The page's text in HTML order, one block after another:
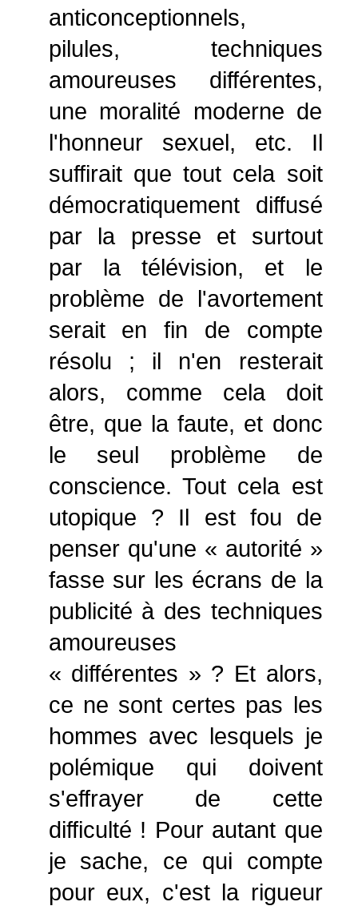
anticonceptionnels,
pilules, techniques
amoureuses différentes,
une moralité moderne de
l'honneur sexuel, etc. Il
suffirait que tout cela soit
démocratiquement diffusé
par la presse et surtout
par la télévision, et le
problème de l'avortement
serait en fin de compte
résolu ; il n'en resterait
alors, comme cela doit
être, que la faute, et donc
le seul problème de
conscience. Tout cela est
utopique ? Il est fou de
penser qu'une « autorité »
fasse sur les écrans de la
publicité à des techniques
amoureuses
« différentes » ? Et alors,
ce ne sont certes pas les
hommes avec lesquels je
polémique qui doivent
s'effrayer de cette
difficulté ! Pour autant que
je sache, ce qui compte
pour eux, c'est la rigueur